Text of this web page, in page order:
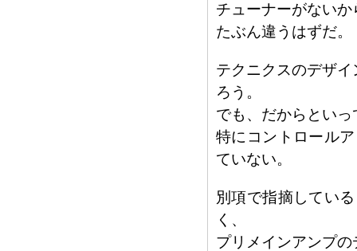
チューナーがない
たぶん違うはずだ。
テクニクスのデザ
ろう。
でも、だからとい
特にコントロール
ていない。
別項で指摘してい
く、
プリメインアンプ